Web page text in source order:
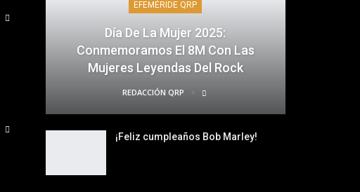
EFEMÉRIDE QRP
Día De La Mujer 2025:
Conmemoramos El 8M Con Las
Mujeres Leyendas Del Rock
REDACCIÓN QRP
¡Feliz cumpleaños Bob Marley!